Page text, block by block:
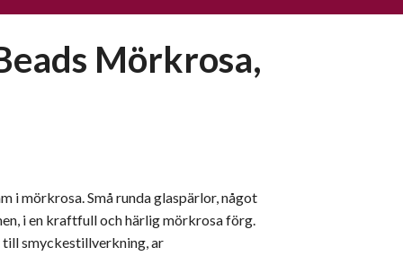
Mörkrosa,
i mörkrosa. Små runda glaspärlor, något
i en kraftfull och härlig mörkrosa förg.
smyckestillverkning, ar